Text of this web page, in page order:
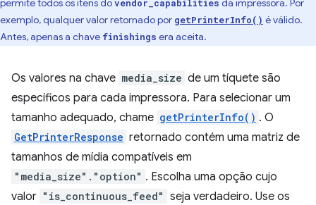
permite todos os itens dovendor_capabilities da impressora. Por
exemplo, qualquer valor retornado por getPrinterInfo() é válido.
Antes, apenas a chave finishings era aceita.
Os valores na chave media_size de um tíquete são
específicos para cada impressora. Para selecionar um
tamanho adequado, chame getPrinterInfo() . O
GetPrinterResponse retornado contém uma matriz de
tamanhos de mídia compatíveis em
"media_size"."option" . Escolha uma opção cujo
valor "is_continuous_feed" seja verdadeiro. Use os